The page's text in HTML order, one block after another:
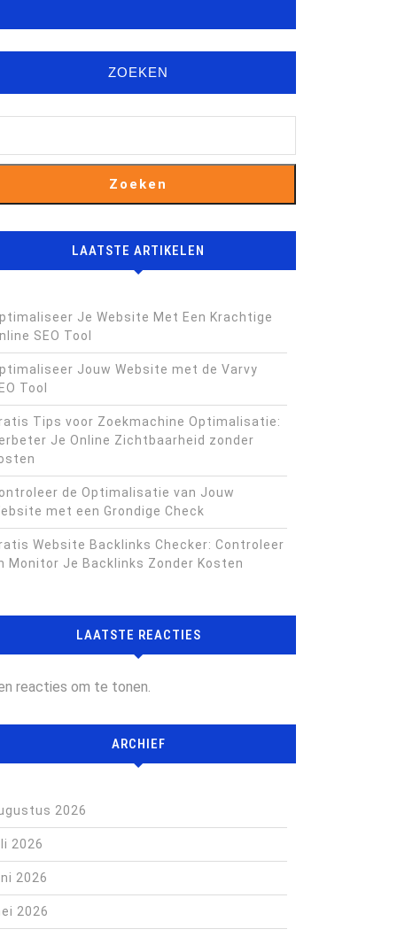
ZOEKEN
Zoeken
LAATSTE ARTIKELEN
Je Website Met Een Krachtige
SEO Tool
Jouw Website met de Varvy
Tool
Tips voor Zoekmachine Optimalisatie:
Je Online Zichtbaarheid zonder
de Optimalisatie van Jouw
met een Grondige Check
Website Backlinks Checker: Controleer
Monitor Je Backlinks Zonder Kosten
LAATSTE REACTIES
reacties om te tonen.
ARCHIEF
2026
2026
2026
2026